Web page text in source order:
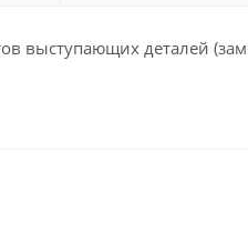
выступающих деталей